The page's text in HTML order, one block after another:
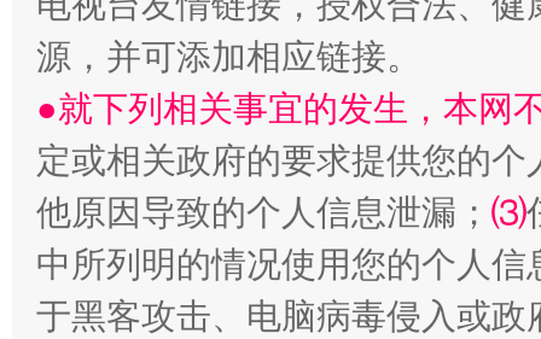
受贿1.44亿！段成刚被判无期 从幼
源，并可添加相应链接。
●就下列相关事宜的发生，本网
定或相关政府的要求提供您的个
他原因导致的个人信息泄漏； ⑶
中所列明的情况使用您的个人
于黑客攻击、电脑病毒侵入或